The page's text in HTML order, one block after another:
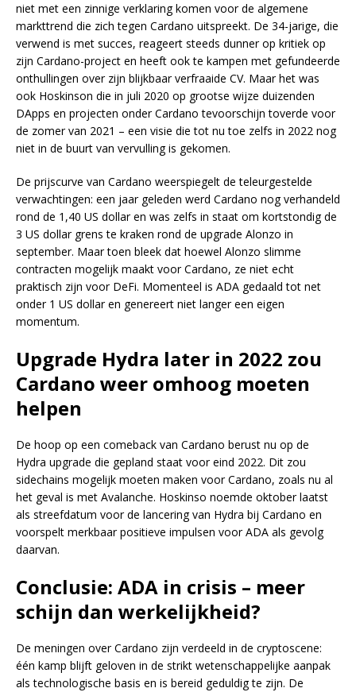
niet met een zinnige verklaring komen voor de algemene
markttrend die zich tegen Cardano uitspreekt. De 34-jarige, die
verwend is met succes, reageert steeds dunner op kritiek op
zijn Cardano-project en heeft ook te kampen met gefundeerde
onthullingen over zijn blijkbaar verfraaide CV. Maar het was
ook Hoskinson die in juli 2020 op grootse wijze duizenden
DApps en projecten onder Cardano tevoorschijn toverde voor
de zomer van 2021 – een visie die tot nu toe zelfs in 2022 nog
niet in de buurt van vervulling is gekomen.
De prijscurve van Cardano weerspiegelt de teleurgestelde
verwachtingen: een jaar geleden werd Cardano nog verhandeld
rond de 1,40 US dollar en was zelfs in staat om kortstondig de
3 US dollar grens te kraken rond de upgrade Alonzo in
september. Maar toen bleek dat hoewel Alonzo slimme
contracten mogelijk maakt voor Cardano, ze niet echt
praktisch zijn voor DeFi. Momenteel is ADA gedaald tot net
onder 1 US dollar en genereert niet langer een eigen
momentum.
Upgrade Hydra later in 2022 zou
Cardano weer omhoog moeten
helpen
De hoop op een comeback van Cardano berust nu op de
Hydra upgrade die gepland staat voor eind 2022. Dit zou
sidechains mogelijk moeten maken voor Cardano, zoals nu al
het geval is met Avalanche. Hoskinso noemde oktober laatst
als streefdatum voor de lancering van Hydra bij Cardano en
voorspelt merkbaar positieve impulsen voor ADA als gevolg
daarvan.
Conclusie: ADA in crisis – meer
schijn dan werkelijkheid?
De meningen over Cardano zijn verdeeld in de cryptoscene:
één kamp blijft geloven in de strikt wetenschappelijke aanpak
als technologische basis en is bereid geduldig te zijn. De